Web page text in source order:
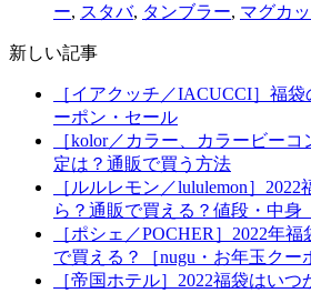
ー, スタバ, タンブラー, マグカ
新しい記事
［イアクッチ／IACUCCI］福
ーポン・セール
［kolor／カラー、カラービー
定は？通販で買う方法
［ルルレモン／lululemon］
ら？通販で買える？値段・中身
［ポシェ／POCHER］2022年
で買える？［nugu・お年玉クー
［帝国ホテル］2022福袋はい